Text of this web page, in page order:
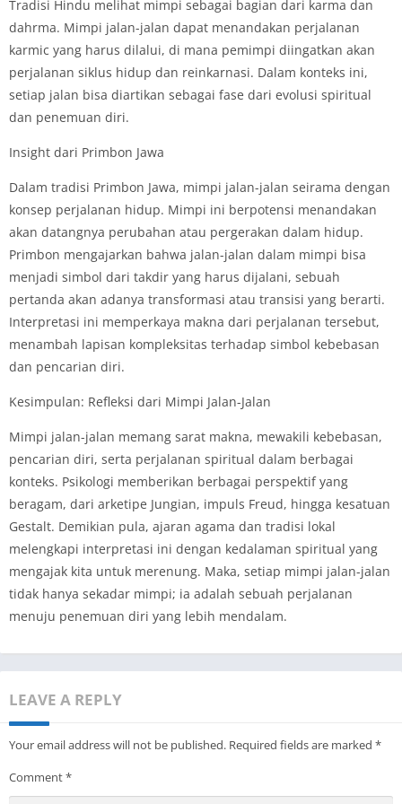
Tradisi Hindu melihat mimpi sebagai bagian dari karma dan
dahrma. Mimpi jalan-jalan dapat menandakan perjalanan
karmic yang harus dilalui, di mana pemimpi diingatkan akan
perjalanan siklus hidup dan reinkarnasi. Dalam konteks ini,
setiap jalan bisa diartikan sebagai fase dari evolusi spiritual
dan penemuan diri.
Insight dari Primbon Jawa
Dalam tradisi Primbon Jawa, mimpi jalan-jalan seirama dengan
konsep perjalanan hidup. Mimpi ini berpotensi menandakan
akan datangnya perubahan atau pergerakan dalam hidup.
Primbon mengajarkan bahwa jalan-jalan dalam mimpi bisa
menjadi simbol dari takdir yang harus dijalani, sebuah
pertanda akan adanya transformasi atau transisi yang berarti.
Interpretasi ini memperkaya makna dari perjalanan tersebut,
menambah lapisan kompleksitas terhadap simbol kebebasan
dan pencarian diri.
Kesimpulan: Refleksi dari Mimpi Jalan-Jalan
Mimpi jalan-jalan memang sarat makna, mewakili kebebasan,
pencarian diri, serta perjalanan spiritual dalam berbagai
konteks. Psikologi memberikan berbagai perspektif yang
beragam, dari arketipe Jungian, impuls Freud, hingga kesatuan
Gestalt. Demikian pula, ajaran agama dan tradisi lokal
melengkapi interpretasi ini dengan kedalaman spiritual yang
mengajak kita untuk merenung. Maka, setiap mimpi jalan-jalan
tidak hanya sekadar mimpi; ia adalah sebuah perjalanan
menuju penemuan diri yang lebih mendalam.
LEAVE A REPLY
Your email address will not be published. Required fields are marked *
Comment*